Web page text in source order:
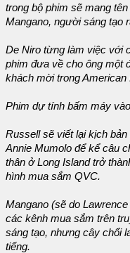
trong bộ phim sẽ mang tên
Mangano, người sáng tạo
De Niro từng làm việc với
phim đưa về cho ông một
khách mời trongAmerican
Phim dự tính bấm máy
Russell sẽ viết lại kịch
Annie Mumolo để kể câu
thân ở Long Island trở
hình mua sắm QVC.
Mangano (sẽ do
các kênh mua sắm trên
sáng tạo, nhưng cây chổi
tiếng.